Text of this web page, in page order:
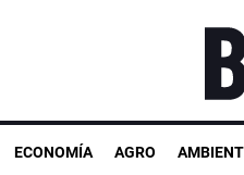
ECONOMÍA AGRO